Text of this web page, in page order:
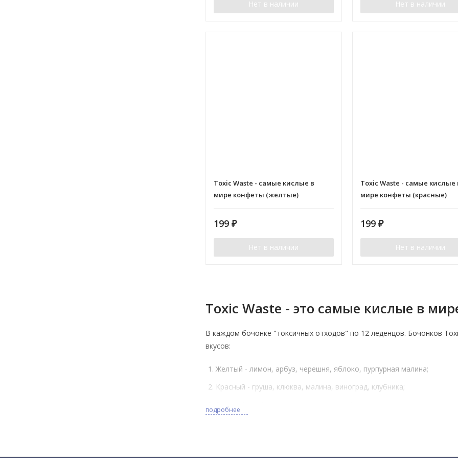
Нет в наличии Нет в наличии
Toxic Waste - самые кислые в
мире конфеты (желтые)
199 ₽
Нет в наличии
Toxic Waste - самые кислые
мире конфеты (красные)
199 ₽
Нет в наличии
Toxic Waste - это самые кислые в
В каждом бочонке "токсичных отходов" по 12 леденцов. Бочонков
вкусов:
Желтый - лимон, арбуз, черешня, яблоко, пурпурная малина;
Красный - груша, клюква, малина, виноград, клубника;
Зеленый - лайм, киви, дыня, зеленое яблоко, груша;
подробнее